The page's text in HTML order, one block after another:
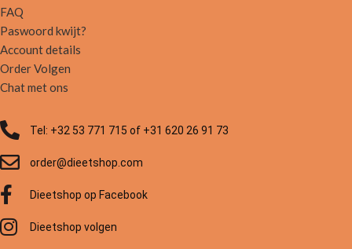
FAQ
Paswoord kwijt?
Account details
Order Volgen
Chat met ons
Tel: +32 53 771 715 of +31 620 26 91 73
order@dieetshop.com
Dieetshop op Facebook
Dieetshop volgen